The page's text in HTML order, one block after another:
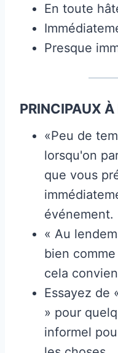
En toute
Presque
PRINCIPAUX À
«Peu de
lorsqu'on
que vous
événement.
« Au
bien
cela
Essayez de
» pour
informel